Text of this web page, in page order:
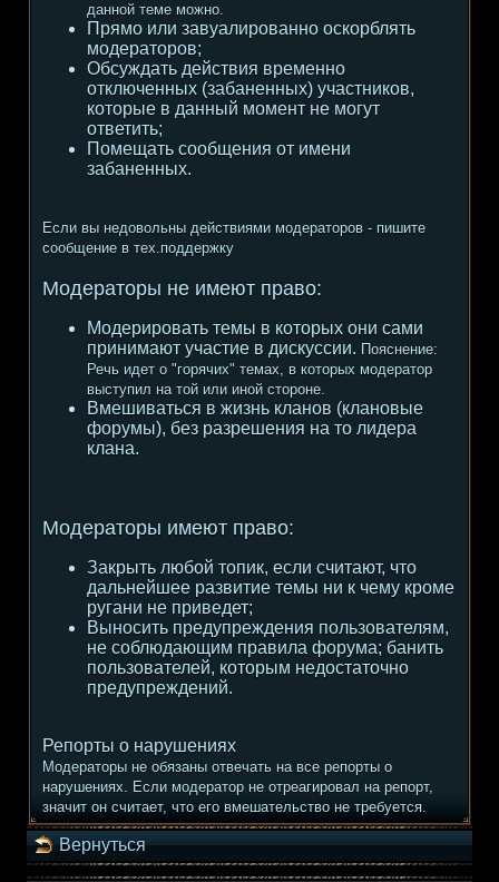
данной теме можно.
Прямо или завуалированно оскорблять
модераторов;
Обсуждать действия временно
отключенных (забаненных) участников,
которые в данный момент не могут
ответить;
Помещать сообщения от имени
забаненных.
Если вы недовольны действиями модераторов - пишите
сообщение в тех.поддержку
Модераторы не имеют право:
Модерировать темы в которых они сами
принимают участие в дискуссии. Пояснение:
Речь идет о "горячих" темах, в которых модератор
выступил на той или иной стороне.
Вмешиваться в жизнь кланов (клановые
форумы), без разрешения на то лидера
клана.
Модераторы имеют право:
Закрыть любой топик, если считают, что
дальнейшее развитие темы ни к чему кроме
ругани не приведет;
Выносить предупреждения пользователям,
не соблюдающим правила форума; банить
пользователей, которым недостаточно
предупреждений.
Репорты о нарушениях
Модераторы не обязаны отвечать на все репорты о
нарушениях. Если модератор не отреагировал на репорт,
значит он считает, что его вмешательство не требуется.
Вернуться